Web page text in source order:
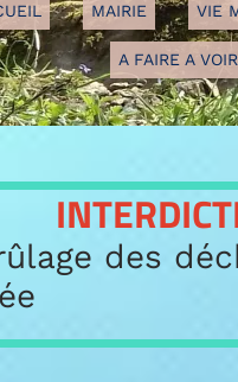
MAIRIE VIE
A FAIRE A VOIR
des